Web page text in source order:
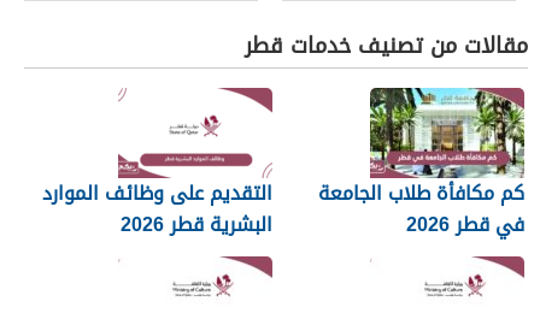
مقالات من تصنيف خدمات قطر
كم مكافأة طلاب الجامعة
في قطر 2026
التقديم على وظائف الموارد
البشرية قطر 2026